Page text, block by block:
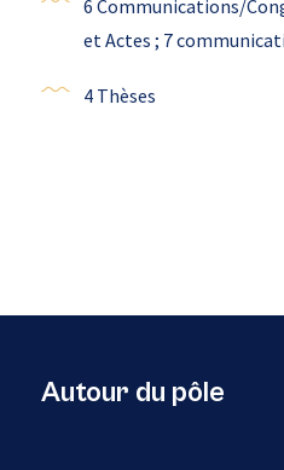
6 Communications/
et Actes ; 7
4 Thèses
Autour du pôle